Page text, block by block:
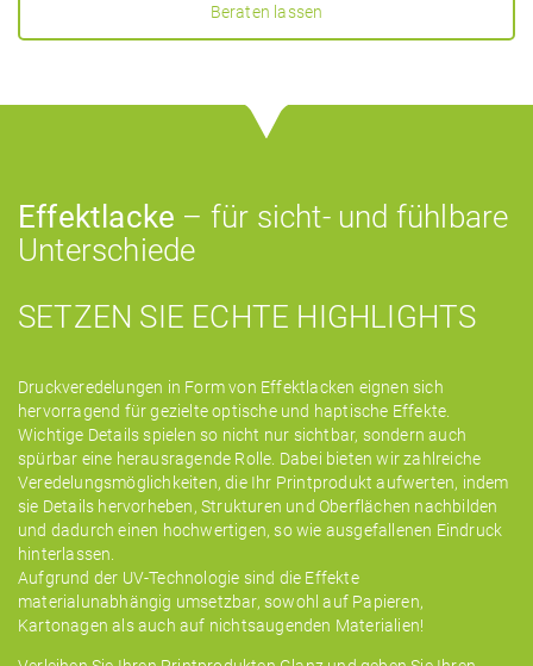
Beraten lassen
Effektlacke – für sicht- und fühlbare
Unterschiede
SETZEN SIE ECHTE HIGHLIGHTS
Druckveredelungen in Form von Effektlacken eignen sich
hervorragend für gezielte optische und haptische Effekte.
Wichtige Details spielen so nicht nur sichtbar, sondern auch
spürbar eine herausragende Rolle. Dabei bieten wir zahlreiche
Veredelungsmöglichkeiten, die Ihr Printprodukt aufwerten, indem
sie Details hervorheben, Strukturen und Oberflächen nachbilden
und dadurch einen hochwertigen, so wie ausgefallenen Eindruck
hinterlassen.
Aufgrund der UV-Technologie sind die Effekte
materialunabhängig umsetzbar, sowohl auf Papieren,
Kartonagen als auch auf nichtsaugenden Materialien!